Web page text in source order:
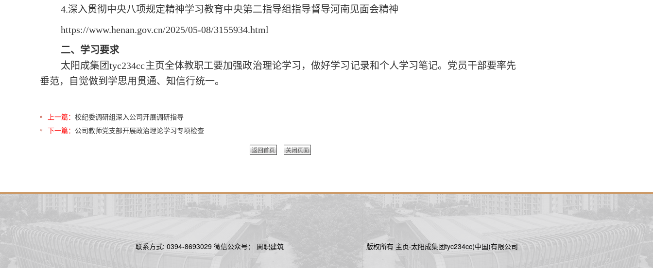
4.深入贯彻中央八项规定精神学习教育中央第二指导组指导督导河南见面会精神
https://www.henan.gov.cn/2025/05-08/3155934.html
二、学习要求
太阳成集团tyc234cc主页全体教职工要加强政治理论学习，做好学习记录和个人学习笔记。党员干部要率先
垂范，自觉做到学思用贯通、知信行统一。
上一篇： 校纪委调研组深入公司开展调研指导
下一篇： 公司教师党支部开展政治理论学习专项检查
返回首页 关闭页面
联系方式: 0394-8693029 微信公众号： 周职建筑 版权所有 主页·太阳成集团tyc234cc(中国)有限公司